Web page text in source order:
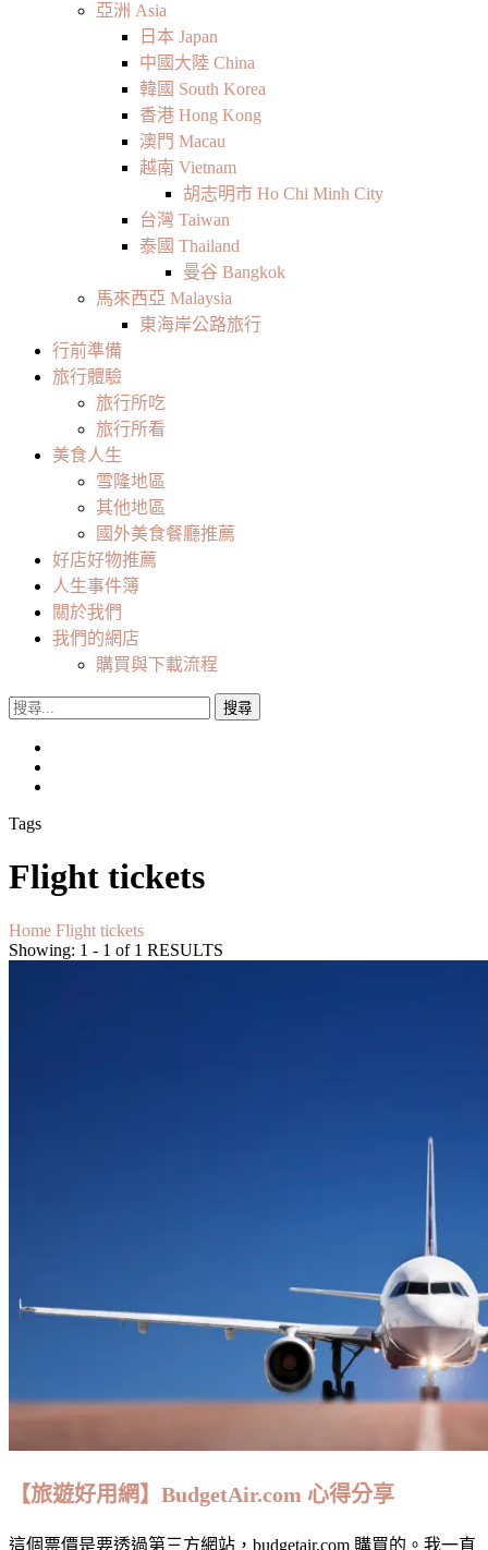
亞洲 Asia
日本 Japan
中國大陸 China
韓國 South Korea
香港 Hong Kong
澳門 Macau
越南 Vietnam
胡志明市 Ho Chi Minh City
台灣 Taiwan
泰國 Thailand
曼谷 Bangkok
馬來西亞 Malaysia
東海岸公路旅行
行前準備
旅行體驗
旅行所吃
旅行所看
美食人生
雪隆地區
其他地區
國外美食餐廳推薦
好店好物推薦
人生事件簿
關於我們
我們的網店
購買與下載流程
搜
Tags
Flight tickets
Home Flight tickets
Showing: 1 - 1 of 1 RESULTS
【旅遊好用網】BudgetAir.com 心得分享
這個票價是要透過第三方網站，budgetair.com 購買的。我一直